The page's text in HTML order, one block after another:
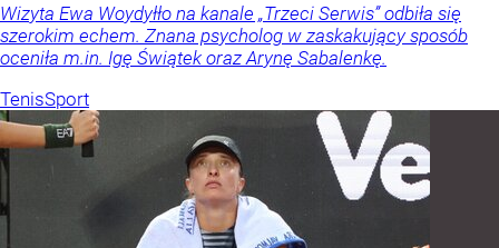
Wizyta Ewa Woydyłło na kanale „Trzeci Serwis” odbiła się
szerokim echem. Znana psycholog w zaskakujący sposób
oceniła m.in. Igę Świątek oraz Arynę Sabalenkę.
TenisSport